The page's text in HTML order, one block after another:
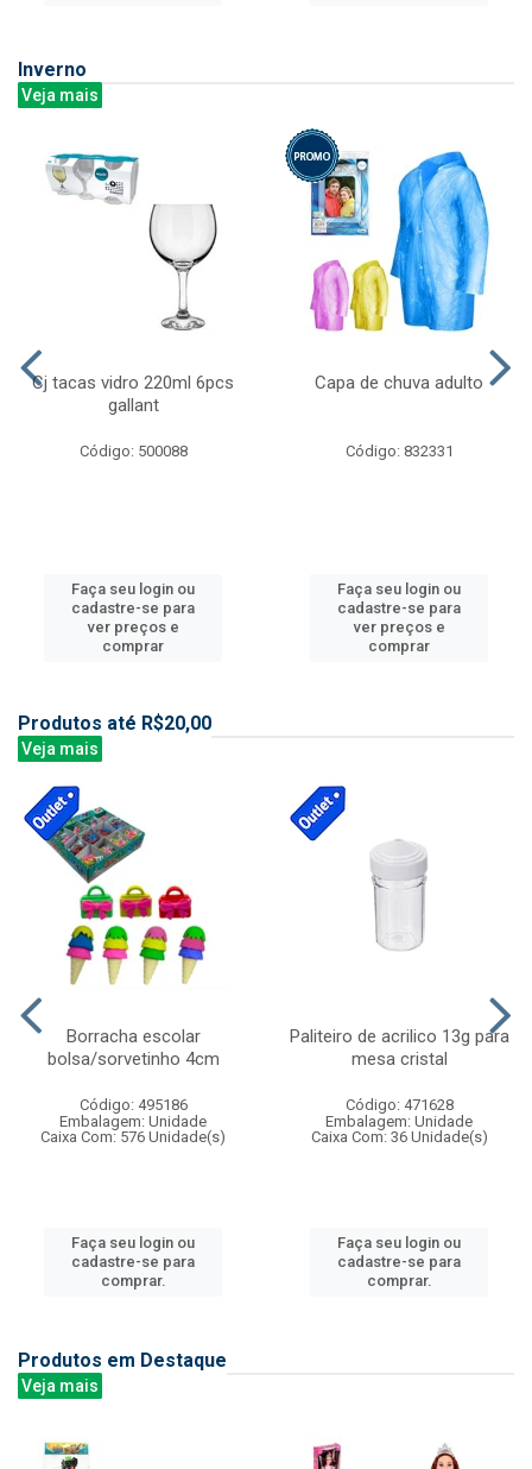
Inverno
Veja mais
Cj tacas vidro 220ml 6pcs
gallant
Código: 500088
Faça seu login ou
cadastre-se para
ver preços e
comprar
Capa de chuva adulto
Código: 832331
Faça seu login ou
cadastre-se para
ver preços e
comprar
Produtos até R$20,00
Veja mais
Borracha escolar
bolsa/sorvetinho 4cm
Código: 495186
Embalagem: Unidade
Caixa Com: 576 Unidade(s)
Faça seu login ou
cadastre-se para
comprar.
Paliteiro de acrilico 13g para
mesa cristal
Código: 471628
Embalagem: Unidade
Caixa Com: 36 Unidade(s)
Faça seu login ou
cadastre-se para
comprar.
Produtos em Destaque
Veja mais